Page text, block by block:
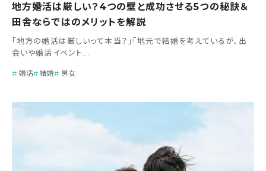
地方婚活は厳しい？4つの壁と成功させる5つの秘訣＆
田舎ならではのメリットを解説
「地方の婚活は厳しいって本当？」「地元で結婚を考えているが、出
会いや婚活イベント...
婚活 結婚 男女